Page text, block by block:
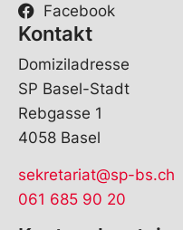
Facebook
Kontakt
Domiziladresse
SP Basel-Stadt
Rebgasse 1
4058 Basel
sekretariat@sp-bs.ch
061 685 90 20